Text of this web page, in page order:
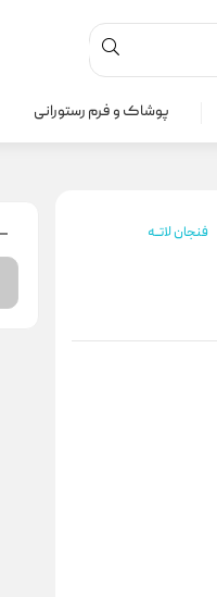
پوشاک و فرم رستورانی
فنجان لاتــه